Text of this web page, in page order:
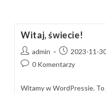
Witaj, świecie!
Post
author:
admin
Post
published:
2023-11-
Post0 Komentarzy
Witamy w WordPressie.